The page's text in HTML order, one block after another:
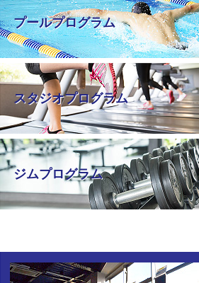
プールプログラム
スタジオプログラム
ジムプログラム